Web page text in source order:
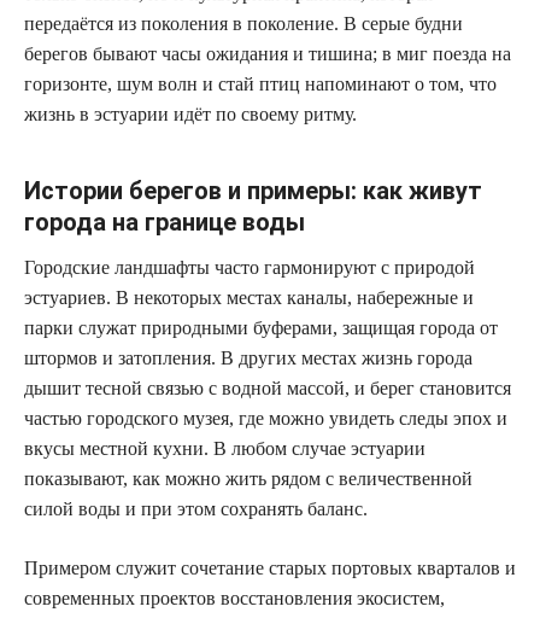
передаётся из поколения в поколение. В серые будни
берегов бывают часы ожидания и тишина; в миг поезда на
горизонте, шум волн и стай птиц напоминают о том, что
жизнь в эстуарии идёт по своему ритму.
Истории берегов и примеры: как живут
города на границе воды
Городские ландшафты часто гармонируют с природой
эстуариев. В некоторых местах каналы, набережные и
парки служат природными буферами, защищая города от
штормов и затопления. В других местах жизнь города
дышит тесной связью с водной массой, и берег становится
частью городского музея, где можно увидеть следы эпох и
вкусы местной кухни. В любом случае эстуарии
показывают, как можно жить рядом с величественной
силой воды и при этом сохранять баланс.
Примером служит сочетание старых портовых кварталов и
современных проектов восстановления экосистем,